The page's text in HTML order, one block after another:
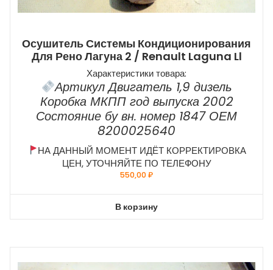
Осушитель Системы Кондиционирования
Для Рено Лагуна 2 / Renault Laguna Ll
Характеристики товара:
Артикул Двигатель 1,9 дизель
Коробка МКПП год выпуска 2002
Состояние бу вн. номер 1847 ОЕМ
8200025640
НА ДАННЫЙ МОМЕНТ ИДЁТ КОРРЕКТИРОВКА
ЦЕН, УТОЧНЯЙТЕ ПО ТЕЛЕФОНУ
550,00₽
В корзину